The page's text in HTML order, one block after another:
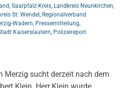
, Saarpfalz-Kreis, Landkreis Neunkirchen,
St. Wendel , Regionalverband
Wadern, Pressemitteilung,
Kaiserslautern, Polizeireport
Merzig sucht derzeit nach dem